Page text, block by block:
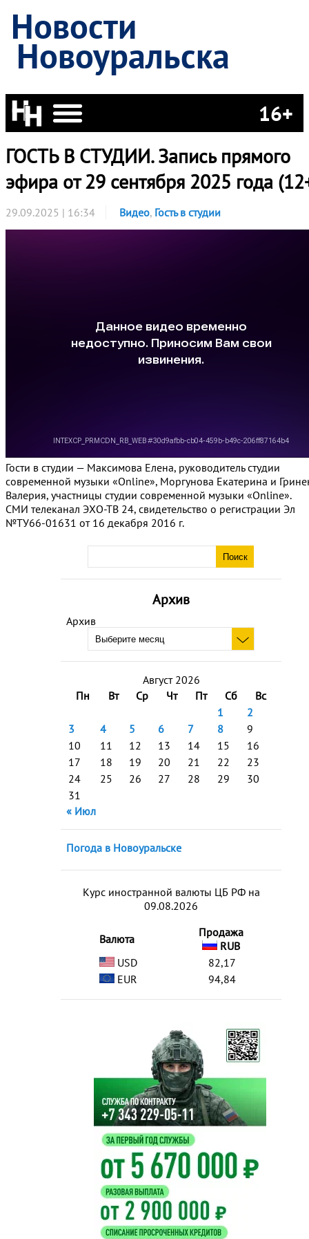
Новости
Новоуральска
16+
Архив
Архив
Август 2026
Пн
Вт Ср Чт Пт Сб
Вс
1
2
3
4 5 6 7 8
9
10
11 12 13 14 15
16
17
18 19 20 21 22
23
24
25 26 27 28 29
30
31
« Июл
Погода в Новоуральске
Курс иностранной валюты ЦБ РФ на
09.08.2026
Валюта
Продажа
RUB
USD
82,17
EUR
94,84
ГОСТЬ В СТУДИИ. Запись прямого
эфира от 29 сентября 2025 года
29.09.2025 | 16:34 Видео, Гость в студии
Гости в студии — Максимова Елена, руководитель студии
современной музыки «Online», Моргунова Екатерина и
Валерия, участницы студии современной музыки «Online».
СМИ телеканал ЭХО-ТВ 24, свидетельство о регистрации Эл
№ТУ66-01631 от 16 декабря 2016 г.